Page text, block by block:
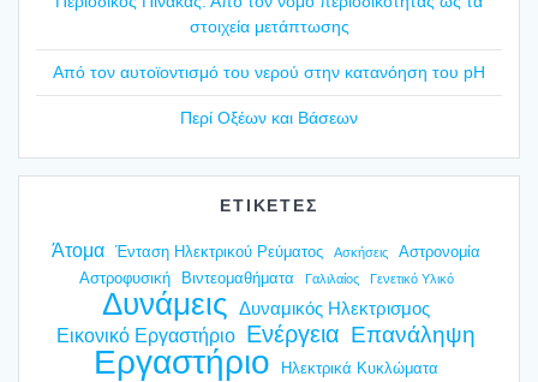
στοι­χεία μετά­πτω­σης
Από τον αυτοϊ­ο­ντι­σμό του νερού στην κατα­νό­η­ση του pH
Περί Οξέ­ων και Βάσε­ων
ΕΤΙΚΕΤΕΣ
Άτομα Ένταση Ηλεκτρικού Ρεύματος Ασκήσεις
Αστρονομία
Αστροφυσική
Βιντεομαθήματα Γαλιλαίος Γενετικό Υλικό
Δυνάμεις Δυναμικός Ηλεκτρισμος
Εικονικό Εργαστήριο Ενέργεια Επανάληψη
Εργαστήριο
Ηλεκτρικά Κυκλώματα